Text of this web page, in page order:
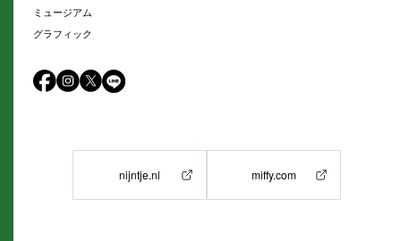
ミュージアム
グラフィック
nijntje.nl miffy.com